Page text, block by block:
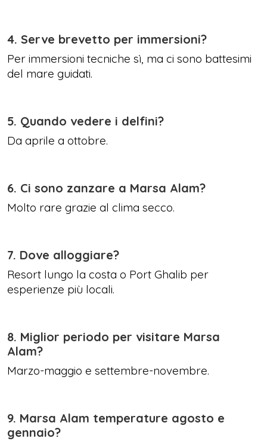
4. Serve brevetto per immersioni?
Per immersioni tecniche sì, ma ci sono battesimi
del mare guidati.
5. Quando vedere i delfini?
Da aprile a ottobre.
6. Ci sono zanzare a Marsa Alam?
Molto rare grazie al clima secco.
7. Dove alloggiare?
Resort lungo la costa o Port Ghalib per
esperienze più locali.
8. Miglior periodo per visitare Marsa
Alam?
Marzo-maggio e settembre-novembre.
9. Marsa Alam temperature agosto e
gennaio?